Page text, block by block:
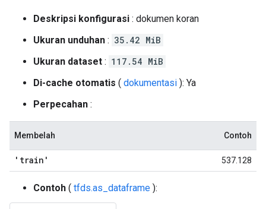
Deskripsi konfigurasi : dokumen koran
Ukuran unduhan : 35.42 MiB
Ukuran dataset : 117.54 MiB
Di-cache otomatis ( dokumentasi ): Ya
Perpecahan :
Membelah Contoh
'train' 537.128
Contoh ( tfds.as_dataframe ):